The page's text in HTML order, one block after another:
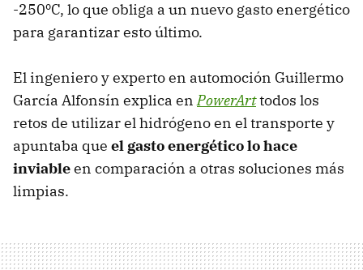
-250ºC, lo que obliga a un nuevo gasto energético
para garantizar esto último.
El ingeniero y experto en automoción Guillermo
García Alfonsín explica enPowerArttodos los
retos de utilizar el hidrógeno en el transporte y
apuntaba que el gasto energético lo hace
inviableen comparación a otras soluciones más
limpias.